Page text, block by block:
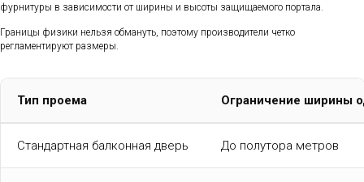
фурнитуры в зависимости от ширины и высоты защищаемого портала.
Границы физики нельзя обмануть, поэтому производители четко
регламентируют размеры.
Тип проема Ограничение ширины
Стандартная балконная дверь До полутора метров